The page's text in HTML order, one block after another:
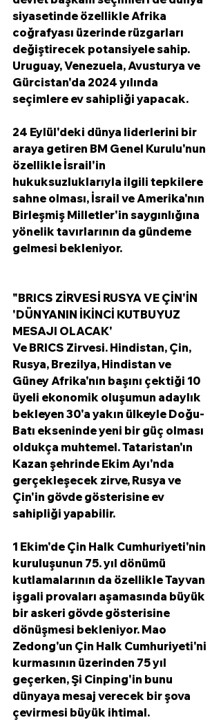
siyasetinde özellikle Afrika
coğrafyası üzerinde rüzgarları
değiştirecek potansiyele sahip.
Uruguay, Venezuela, Avusturya ve
Gürcistan'da 2024 yılında
seçimlere ev sahipliği yapacak.
24 Eylül'deki dünya liderlerini bir
araya getiren BM Genel Kurulu'nun
özellikle İsrail'in
hukuksuzluklarıyla ilgili tepkilere
sahne olması, İsrail ve Amerika'nın
Birleşmiş Milletler'in saygınlığına
yönelik tavırlarının da gündeme
gelmesi bekleniyor.
"BRICS ZİRVESİ RUSYA VE ÇİN'İN
'DÜNYANIN İKİNCİ KUTBUYUZ
MESAJI OLACAK'
Ve BRICS Zirvesi. Hindistan, Çin,
Rusya, Brezilya, Hindistan ve
Güney Afrika'nın başını çektiği 10
üyeli ekonomik oluşumun adaylık
bekleyen 30'a yakın ülkeyle Doğu-
Batı ekseninde yeni bir güç olması
oldukça muhtemel. Tataristan'ın
Kazan şehrinde Ekim Ayı'nda
gerçekleşecek zirve, Rusya ve
Çin'in gövde gösterisine ev
sahipliği yapabilir.
1 Ekim'de Çin Halk Cumhuriyeti'nin
kuruluşunun 75. yıl dönümü
kutlamalarının da özellikle Tayvan
işgali provaları aşamasında büyük
bir askeri gövde gösterisine
dönüşmesi bekleniyor. Mao
Zedong'un Çin Halk Cumhuriyeti'ni
kurmasının üzerinden 75 yıl
geçerken, Şi Cinping'in bunu
dünyaya mesaj verecek bir şova
çevirmesi büyük ihtimal.